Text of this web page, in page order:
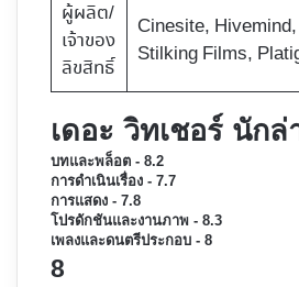
ผู้ผลิต/
เจ้าของ
ลิขสิทธิ์
Cinesite, Hivemind,
Stilking Films,
เดอะ วิทเชอร์ นัก
บทและพล็อต - 8.2
การดำเนินเรื่อง - 7.7
การแสดง - 7.8
โปรดักชันและงานภาพ - 8.3
เพลงและดนตรีประกอบ - 8
8